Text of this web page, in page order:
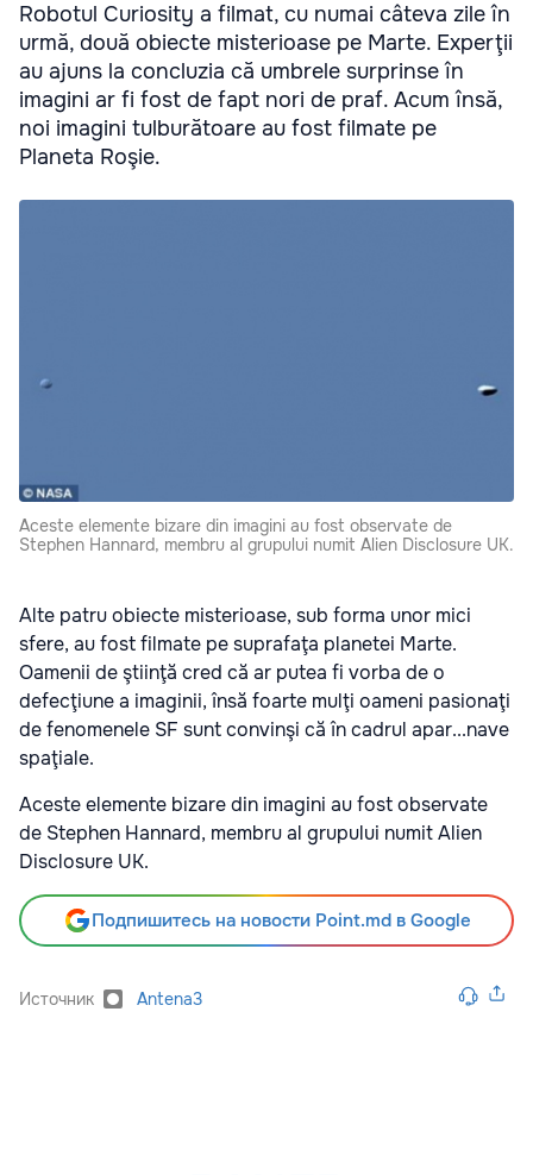
Robotul Curiosity a filmat, cu numai câteva zile în
urmă, două obiecte misterioase pe Marte. Experţii
au ajuns la concluzia că umbrele surprinse în
imagini ar fi fost de fapt nori de praf. Acum însă,
noi imagini tulburătoare au fost filmate pe
Planeta Roşie.
Aceste elemente bizare din imagini au fost observate de
Stephen Hannard, membru al grupului numit Alien Disclosure UK.
Alte patru obiecte misterioase, sub forma unor mici
sfere, au fost filmate pe suprafaţa planetei Marte.
Oamenii de ştiinţă cred că ar putea fi vorba de o
defecţiune a imaginii, însă foarte mulţi oameni pasionaţi
de fenomenele SF sunt convinşi că în cadrul apar...nave
spaţiale.
Aceste elemente bizare din imagini au fost observate
de Stephen Hannard, membru al grupului numitAlien
Disclosure UK.
Подпишитесь на новости Point.md в Google
Источник Antena3